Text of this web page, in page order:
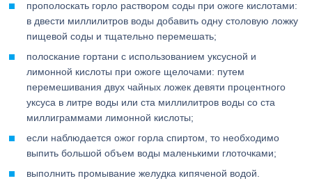
прополоскать горло раствором соды при ожоге кислотами:
в двести миллилитров воды добавить одну столовую ложку
пищевой соды и тщательно перемешать;
полоскание гортани с использованием уксусной и
лимонной кислоты при ожоге щелочами: путем
перемешивания двух чайных ложек девяти процентного
уксуса в литре воды или ста миллилитров воды со ста
миллиграммами лимонной кислоты;
если наблюдается ожог горла спиртом, то необходимо
выпить большой объем воды маленькими глоточками;
выполнить промывание желудка кипяченой водой.